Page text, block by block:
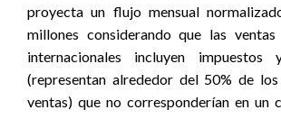
proyecta un flujo mensual
millones considerando que las
internacionales incluyen impuestos
(representan alrededor del 50% de
ventas) que no corresponderían en un